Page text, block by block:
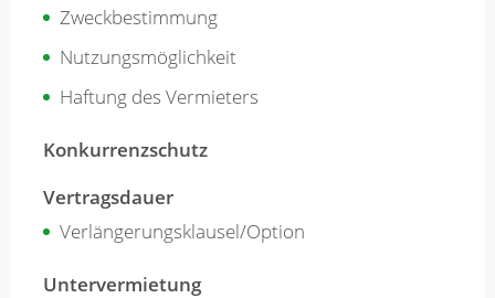
Zweckbestimmung
Nutzungsmöglichkeit
Haftung des Vermieters
Konkurrenzschutz
Vertragsdauer
Verlängerungsklausel/Option
Untervermietung